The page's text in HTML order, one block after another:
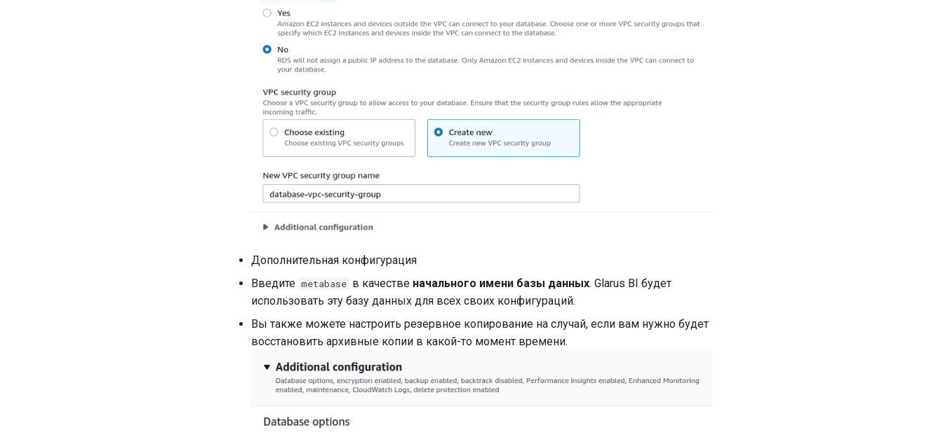
Дополнительная конфигурация
Введите metabase в качестве начального имени базы данных. Glarus BI будет
использовать эту базу данных для всех своих конфигураций.
Вы также можете настроить резервное копирование на случай, если вам нужно будет
восстановить архивные копии в какой-то момент времени.